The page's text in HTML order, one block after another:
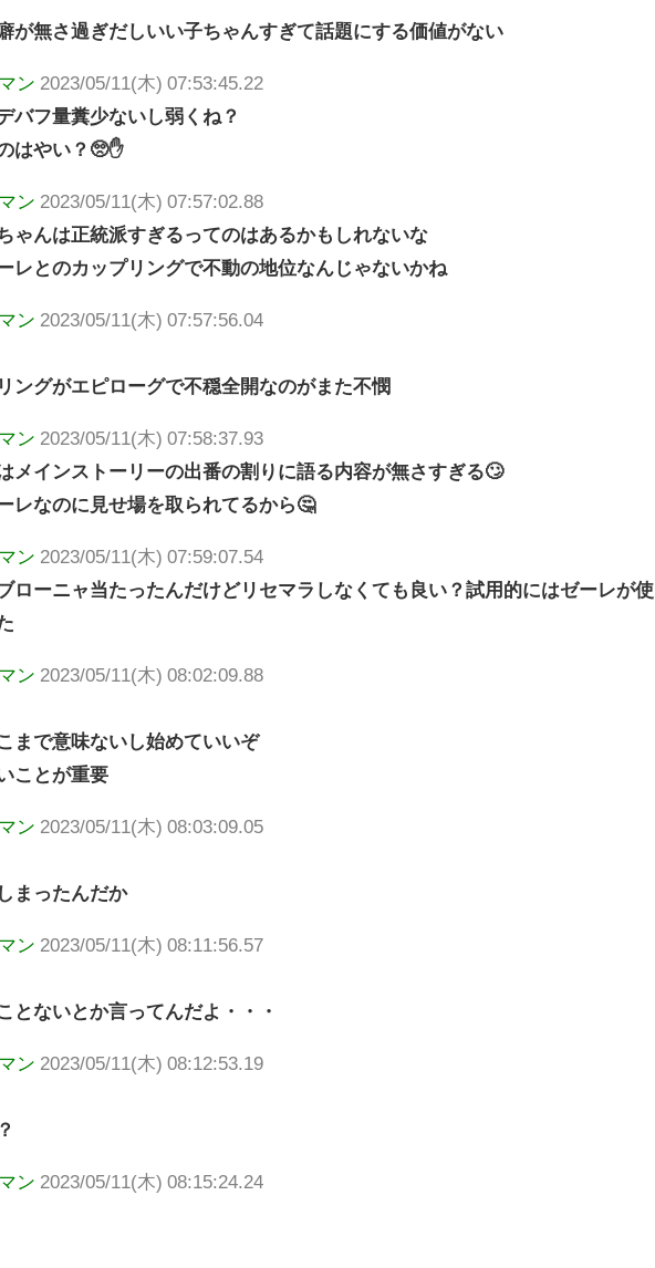
が無さ過ぎだしいい子ちゃんすぎて話題にする価値がない
ン 2023/05/11(木) 07:53:45.22
バフ量糞少ないし弱くね？
はやい？🥺✋
ン 2023/05/11(木) 07:57:02.88
ゃんは正統派すぎるってのはあるかもしれないな
レとのカップリングで不動の地位なんじゃないかね
ン 2023/05/11(木) 07:57:56.04
ングがエピローグで不穏全開なのがまた不憫
ン 2023/05/11(木) 07:58:37.93
メインストーリーの出番の割りに語る内容が無さすぎる🙄
レなのに見せ場を取られてるから🤔
ン 2023/05/11(木) 07:59:07.54
ローニャ当たったんだけどリセマラしなくても良い？試用的にはゼーレが使
ン 2023/05/11(木) 08:02:09.88
まで意味ないし始めていいぞ
ことが重要
ン 2023/05/11(木) 08:03:09.05
まったんだか
ン 2023/05/11(木) 08:11:56.57
とないとか言ってんだよ・・・
ン 2023/05/11(木) 08:12:53.19
ン 2023/05/11(木) 08:15:24.24